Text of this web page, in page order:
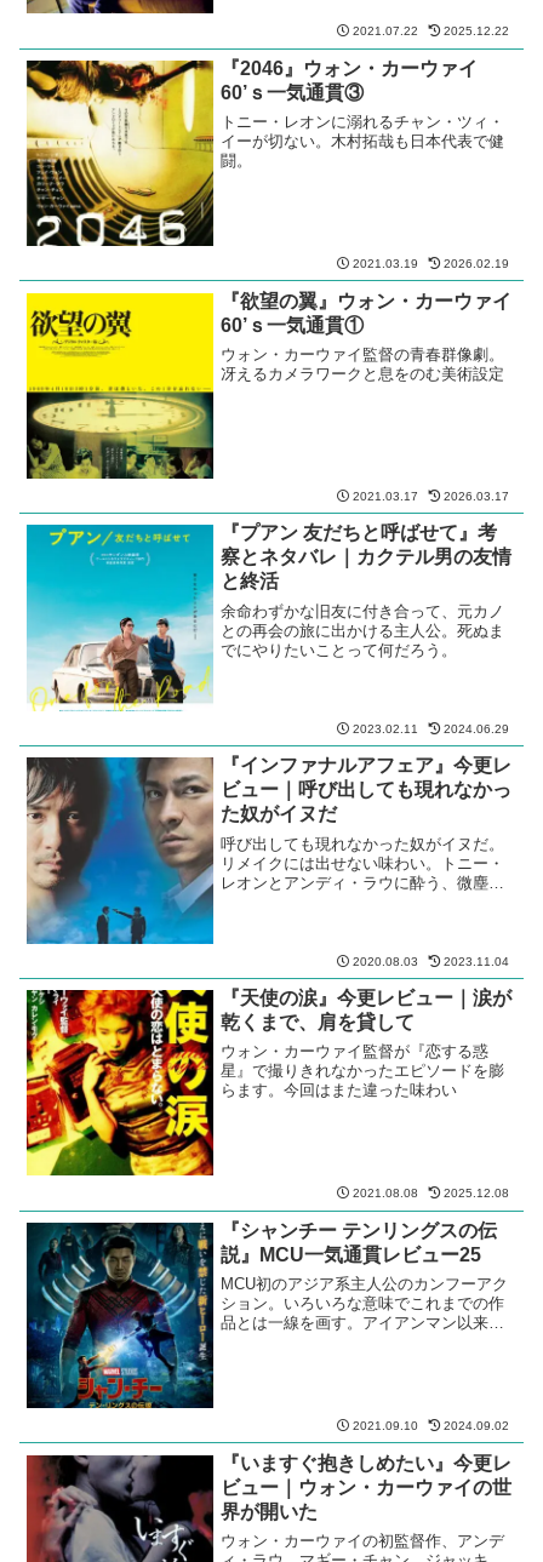
2021.07.22 2025.12.22
『2046』ウォン・カーウァイ
60’ｓ一気通貫③
トニー・レオンに溺れるチャン・ツィ・
イーが切ない。木村拓哉も日本代表で健
闘。
2021.03.19 2026.02.19
『欲望の翼』ウォン・カーウァイ
60’ｓ一気通貫①
ウォン・カーウァイ監督の青春群像劇。
冴えるカメラワークと息をのむ美術設定
2021.03.17 2026.03.17
『プアン 友だちと呼ばせて』考
察とネタバレ｜カクテル男の友情
と終活
余命わずかな旧友に付き合って、元カノ
との再会の旅に出かける主人公。死ぬま
でにやりたいことって何だろう。
2023.02.11 2024.06.29
『インファナルアフェア』今更レ
ビュー｜呼び出しても現れなかっ
た奴がイヌだ
呼び出しても現れなかった奴がイヌだ。
リメイクには出せない味わい。トニー・
レオンとアンディ・ラウに酔う、微塵の
2020.08.03 2023.11.04
『天使の涙』今更レビュー｜涙が
乾くまで、肩を貸して
ウォン・カーウァイ監督が『恋する惑
星』で撮りきれなかったエピソードを膨
らます。今回はまた違った味わい
2021.08.08 2025.12.08
『シャンチー テンリングスの伝
説』MCU一気通貫レビュー25
MCU初のアジア系主人公のカンフーアク
ション。いろいろな意味でこれまでの作
品とは一線を画す。アイアンマン以来と
2021.09.10 2024.09.02
『いますぐ抱きしめたい』今更レ
ビュー｜ウォン・カーウァイの世
界が開いた
ウォン・カーウァイの初監督作、アンデ